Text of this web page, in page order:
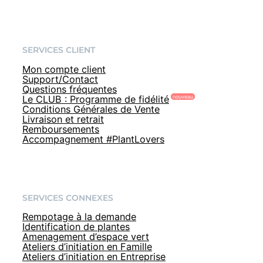
SERVICES CLIENT
Mon compte client
Support/Contact
Questions fréquentes
Le CLUB : Programme de fidélité
Conditions Générales de Vente
Livraison et retrait
Remboursements
Accompagnement #PlantLovers
SERVICES CONNEXES
Rempotage à la demande
Identification de plantes
Amenagement d’espace vert
Ateliers d’initiation en Famille
Ateliers d’initiation en Entreprise